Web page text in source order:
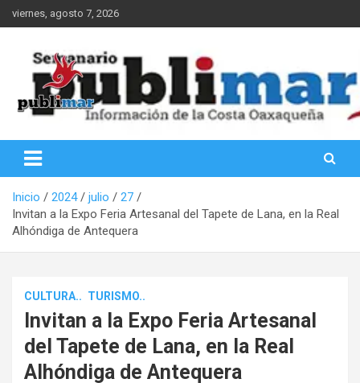
Saltar
al
viernes, agosto 7, 2026
PubliMar
Inicio 2024 julio
27
Invitan a la Expo Feria Artesanal del Tapete de Lana, en la Real
Alhóndiga de Antequera
CULTURA.. TURISMO..
Invitan a la Expo Feria Artesanal
del Tapete de Lana, en la Real
Alhóndiga de Antequera